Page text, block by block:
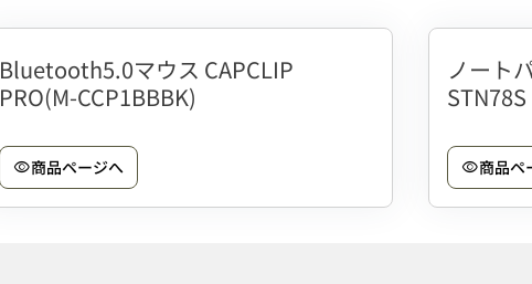
Bluetooth5.0マウス CAPCLIP
PRO(M-CCP1BBBK)
visibility商品ページへ
ノート
STN78S
visibility商品ペ